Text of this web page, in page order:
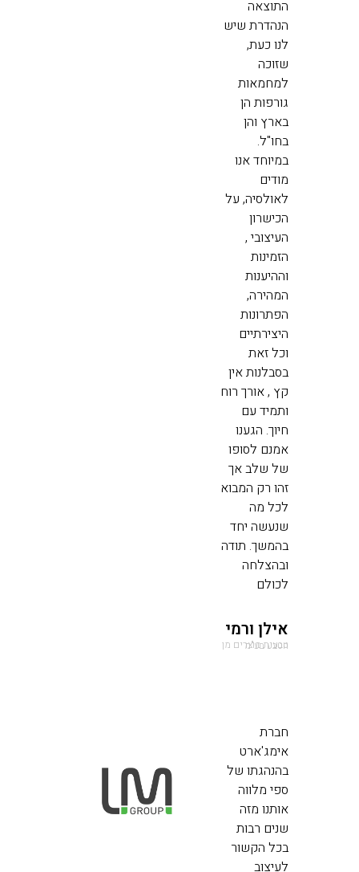
התוצאה
הנהדרת שיש
לנו כעת,
שזוכה
למחמאות
גורפות הן
בארץ והן
בחו"ל.
במיוחד אנו
מודים
לאולסיה, על
הכישרון
העיצובי ,
הזמינות
וההיענות
המהירה,
הפתרונות
היצירתיים
וכל זאת
בסבלנות אין
קץ , אורך רוח
ותמיד עם
חיוך. הגענו
אמנם לסופו
של שלב אך
זהו רק המבוא
לכל מה
שנעשה יחד
בהמשך. תודה
ובהצלחה
לכולם
אילן ורמי
טבעית מוצרים מן הטבע בע"מ
חברת
אימג'ארט
בהנהגתו של
ספי מלווה
אותנו מזה
שנים רבות
בכל הקשור
לעיצוב